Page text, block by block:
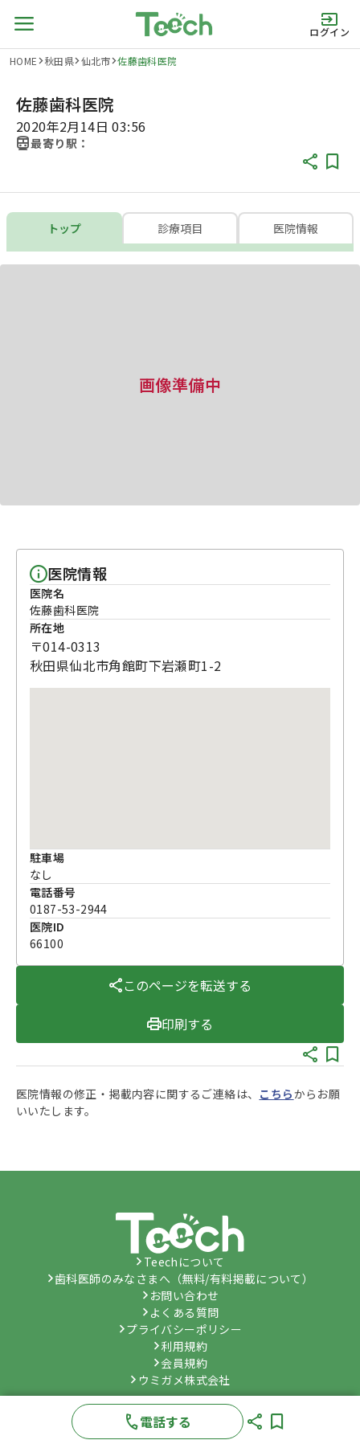
ログイン
HOME 秋田県 仙北市 佐藤歯科医院
佐藤歯科医院
2020年2月14日 03:56
最寄り駅：
トップ 診療項目 医院情報
画像準備中
医院情報
医院名
佐藤歯科医院
所在地
〒014-0313
秋田県仙北市角館町下岩瀬町1-2
駐車場
なし
電話番号
0187-53-2944
医院ID
66100
このページを転送する
印刷する
医院情報の修正・掲載内容に関するご連絡は、 こちらからお願
いいたします。
Teechについて
歯科医師のみなさまへ（無料/有料掲載について）
お問い合わせ
よくある質問
プライバシーポリシー
利用規約
会員規約
ウミガメ株式会社
© Umygame Co., Ltd. All Rights Reserved.